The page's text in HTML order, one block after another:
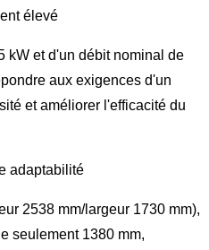
élevé
kW et d'un débit nominal de
aux exigences d'un
et améliorer l'efficacité du
adaptabilité
2538 mm/largeur 1730 mm),
seulement 1380 mm,